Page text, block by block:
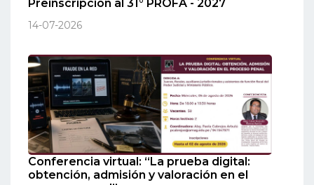
Preinscripción al 31° PROFA - 2027
14-07-2026
Conferencia virtual: “La prueba digital:
obtención, admisión y valoración en el